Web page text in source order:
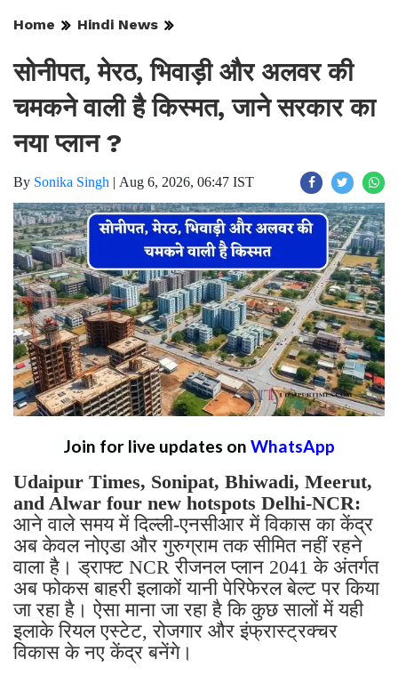
Home Hindi News
सोनीपत, मेरठ, भिवाड़ी और अलवर की
चमकने वाली है किस्मत, जाने सरकार का
नया प्लान ?
By Sonika Singh | Aug 6, 2026, 06:47 IST
Join for live updates on WhatsApp
Udaipur Times, Sonipat, Bhiwadi, Meerut,
and Alwar four new hotspots Delhi-NCR:
आने वाले समय में दिल्ली-एनसीआर में विकास का केंद्र
अब केवल नोएडा और गुरुग्राम तक सीमित नहीं रहने
वाला है। ड्राफ्ट NCR रीजनल प्लान 2041 के अंतर्गत
अब फोकस बाहरी इलाकों यानी पेरिफेरल बेल्ट पर किया
जा रहा है। ऐसा माना जा रहा है कि कुछ सालों में यही
इलाके रियल एस्टेट, रोजगार और इंफ्रास्ट्रक्चर
विकास के नए केंद्र बनेंगे।